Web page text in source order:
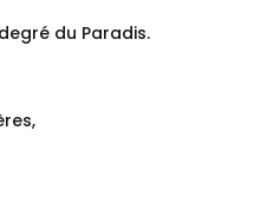
du Paradis.